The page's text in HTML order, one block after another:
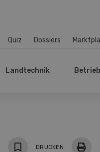
Quiz Dossiers
Landtechnik
DRUCKEN